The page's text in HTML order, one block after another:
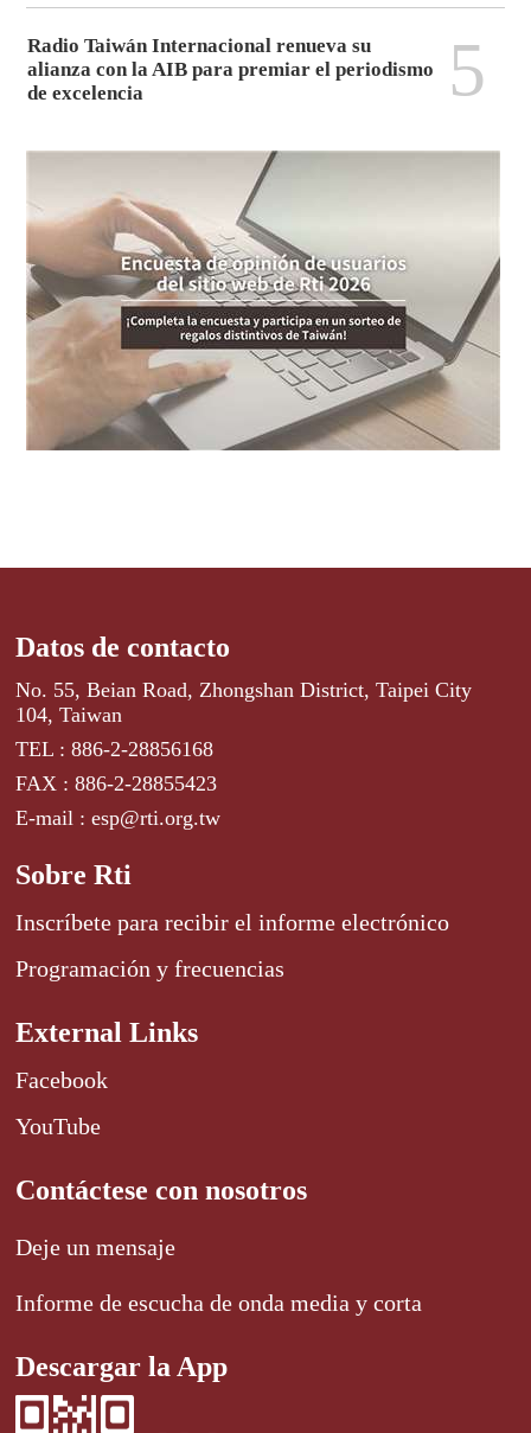
Radio Taiwán Internacional renueva su
alianza con la AIB para premiar el periodismo
de excelencia
5
Datos de contacto
No. 55, Beian Road, Zhongshan District, Taipei City
104, Taiwan
TEL : 886-2-28856168
FAX : 886-2-28855423
E-mail : esp@rti.org.tw
Sobre Rti
Inscríbete para recibir el informe electrónico
Programación y frecuencias
External Links
Facebook
YouTube
Contáctese con nosotros
Deje un mensaje
Informe de escucha de onda media y corta
Descargar la App